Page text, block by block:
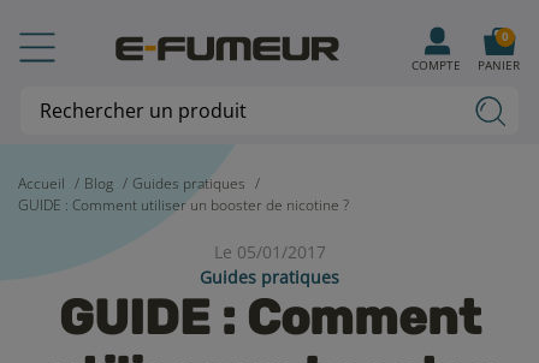
Accueil Blog
Guides pratiques
GUIDE : Comment utiliser un booster de nicotine ?
Le 05/01/2017
Guides pratiques
GUIDE : Comment
COMPTE PANIER
0